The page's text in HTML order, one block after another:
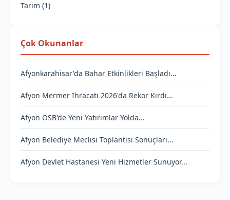
Tarim (1)
Çok Okunanlar
Afyonkarahisar'da Bahar Etkinlikleri Başladı...
Afyon Mermer İhracatı 2026'da Rekor Kırdı...
Afyon OSB'de Yeni Yatırımlar Yolda...
Afyon Belediye Meclisi Toplantısı Sonuçları...
Afyon Devlet Hastanesi Yeni Hizmetler Sunuyor...